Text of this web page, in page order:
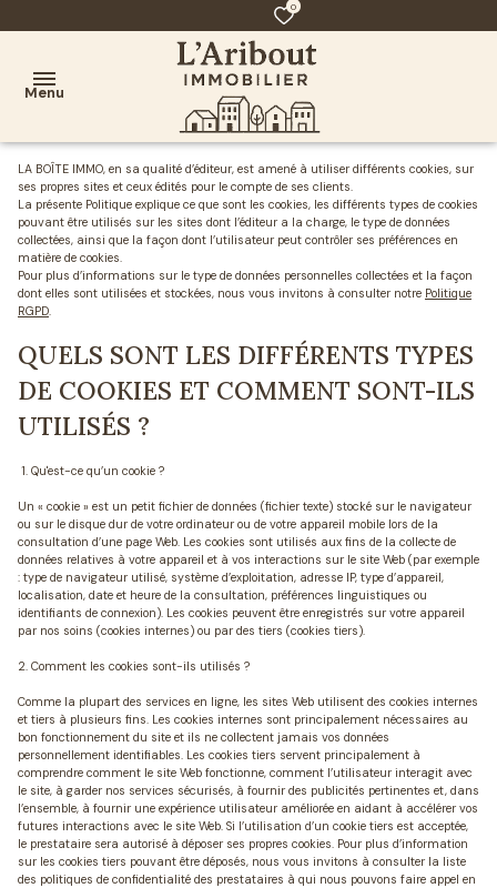
0
Menu
AGENCE
ACHAT
VENTE
CONTACT
LA BOÎTE IMMO, en sa qualité d’éditeur, est amené à utiliser différents cookies, sur
ses propres sites et ceux édités pour le compte de ses clients.
La présente Politique explique ce que sont les cookies, les différents types de cookies
pouvant être utilisés sur les sites dont l’éditeur a la charge, le type de données
collectées, ainsi que la façon dont l’utilisateur peut contrôler ses préférences en
matière de cookies.
Pour plus d’informations sur le type de données personnelles collectées et la façon
dont elles sont utilisées et stockées, nous vous invitons à consulter notre Politique
RGPD.
QUELS SONT LES DIFFÉRENTS TYPES
DE COOKIES ET COMMENT SONT-ILS
UTILISÉS ?
1. Qu'est-ce qu’un cookie ?
Un « cookie » est un petit fichier de données (fichier texte) stocké sur le navigateur
ou sur le disque dur de votre ordinateur ou de votre appareil mobile lors de la
consultation d’une page Web. Les cookies sont utilisés aux fins de la collecte de
données relatives à votre appareil et à vos interactions sur le site Web (par exemple
: type de navigateur utilisé, système d’exploitation, adresse IP, type d’appareil,
localisation, date et heure de la consultation, préférences linguistiques ou
identifiants de connexion). Les cookies peuvent être enregistrés sur votre appareil
par nos soins (cookies internes) ou par des tiers (cookies tiers).
2. Comment les cookies sont-ils utilisés ?
Comme la plupart des services en ligne, les sites Web utilisent des cookies internes
et tiers à plusieurs fins. Les cookies internes sont principalement nécessaires au
bon fonctionnement du site et ils ne collectent jamais vos données
personnellement identifiables. Les cookies tiers servent principalement à
comprendre comment le site Web fonctionne, comment l’utilisateur interagit avec
le site, à garder nos services sécurisés, à fournir des publicités pertinentes et, dans
l’ensemble, à fournir une expérience utilisateur améliorée en aidant à accélérer vos
futures interactions avec le site Web. Si l’utilisation d’un cookie tiers est acceptée,
le prestataire sera autorisé à déposer ses propres cookies. Pour plus d’information
sur les cookies tiers pouvant être déposés, nous vous invitons à consulter la liste
des politiques de confidentialité des prestataires à qui nous pouvons faire appel en